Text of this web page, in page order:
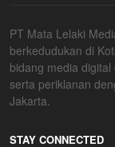
PT Mata Lelaki
berkedudukan di
bidang media
serta periklanan
Jakarta.
STAY CONNECTED